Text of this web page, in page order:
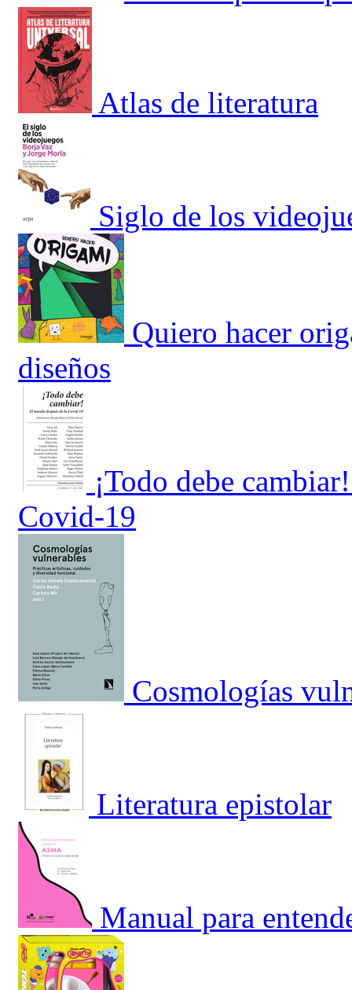
Atlas de literatura
Siglo de los
Quiero hacer
diseños
¡Todo debe
Covid-19
Cosmologías
Literatura epistolar
Manual para